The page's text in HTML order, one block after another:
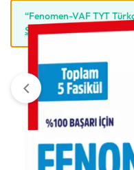
“Fenomen-VAF TYT
Sepete Git